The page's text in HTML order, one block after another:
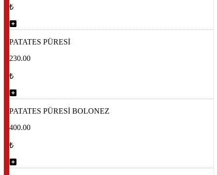
₺
PATATES PÜRESİ
230.00
₺
PATATES PÜRESİ BOLONEZ
400.00
₺